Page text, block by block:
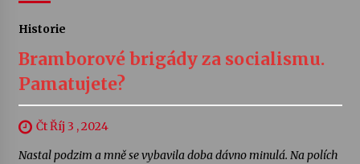
Historie
Bramborové brigády za socialismu.
Pamatujete?
Čt Říj 3 , 2024
Nastal podzim a mně se vybavila doba dávno minulá. Na polích